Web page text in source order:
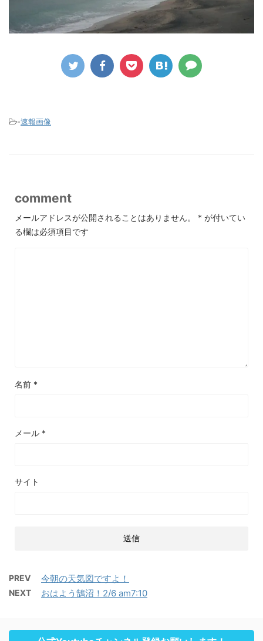
-速報画像
comment
メールアドレスが公開されることはありません。 * が付いてい
る欄は必須項目です
名前 *
メール *
サイト
PREV 今朝の天気図ですよ！
NEXT おはよう鵠沼！2/6 am7:10